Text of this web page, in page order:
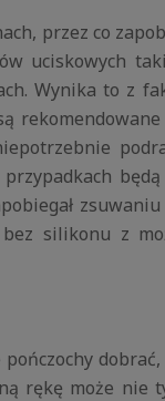
przez co
uciskowych
Wynika to z
silikonu z
rękę może nie